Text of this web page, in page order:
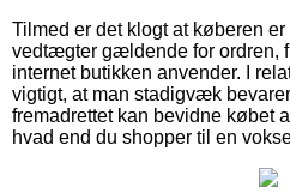
Tilmed er det klogt at køberen
vedtægter gældende for ordren,
internet butikken anvender. I
vigtigt, at man stadigvæk
fremadrettet kan bevidne købet
hvad end du shopper til en